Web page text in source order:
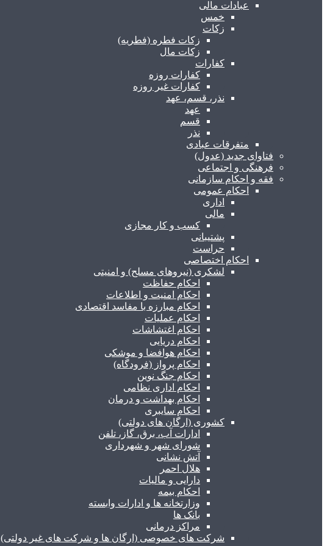
عبادات مالی
خمس
زکات
زکات فطره (فطریه)
زکات مال
کفارات
کفارات روزه
کفارات غیر روزه
نذر، قسم، عهد
عهد
قسم
نذر
متفرقات عبادی
فتاوای جدید (عدول)
فرهنگی و اجتماعی
فقه و احکام سازمانی
احکام عمومی
اداری
مالی
کسب و کار مجازی
پشتیبانی
حراست
احکام اختصاصی
لشکری (نیروهای مسلح) و امنیتی
احکام حفاظت
احکام امنیت و اطلاعات
احکام مبارزه با مفاسد اقتصادی
احکام عملیات
احکام اغتشاشات
احکام دریایی
احکام هوافضا و موشکی
احکام پرواز (فرودگاه)
احکام جنگ نوین
احکام اداری نظامی
احکام بهداشت و درمان
احکام سایبری
کشوری (ارگان های دولتی)
ادارات آب، برق، گاز، تلفن
شورای شهر و شهرداری
آتش نشانی
هلال احمر
دارایی و مالیات
احکام بیمه
وزارتخانه ها و ادارات وابسته
بانک ها
مراکز درمانی
شرکت های خصوصی (ارگان ها و شرکت های غیر دولتی)